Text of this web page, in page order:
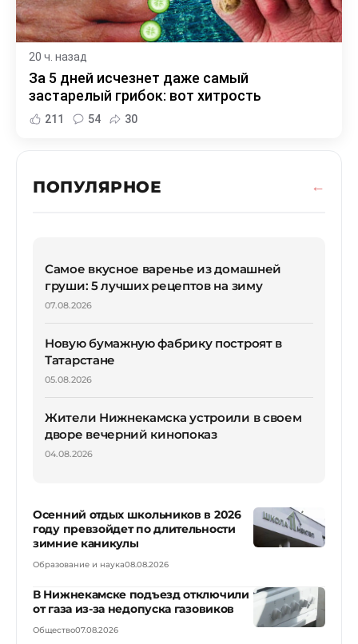
20 ч. назад
За 5 дней исчезнет даже самый
застарелый грибок: вот хитрость
211 54 30
ПОПУЛЯРНОЕ
Самое вкусное варенье из домашней
груши: 5 лучших рецептов на зиму
07.08.2026
Новую бумажную фабрику построят в
Татарстане
05.08.2026
Жители Нижнекамска устроили в своем
дворе вечерний кинопоказ
04.08.2026
Осенний отдых школьников в 2026
году превзойдет по длительности
зимние каникулы
Образование и наука08.08.2026
В Нижнекамске подъезд отключили
от газа из-за недопуска газовиков
Общество07.08.2026